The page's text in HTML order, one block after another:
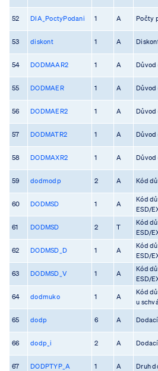
52 DIA_PoctyPodani 1 A Počty
53 diskont 1 A
54 DODMAAR2 1 A Důvod
55 DODMAER 1 A Důvod
56 DODMAER2 1 A Důvod
57 DODMATR2 1 A Důvod
58 DODMAXR2 1 A Důvod
59 dodmodp 2 A Kód
60 DODMSD 1 A
Kód
ESD/
61 DODMSD 2 T
Kód
ESD/
62 DODMSD_D 1 A
Kód
ESD/
63 DODMSD_V 1 A
Kód
ESD/
64 dodmuko 1 A
Kód
u
65 dodp 6 A
66 dodp_i 2 A
67 DODPTYP_A 1 A Druh